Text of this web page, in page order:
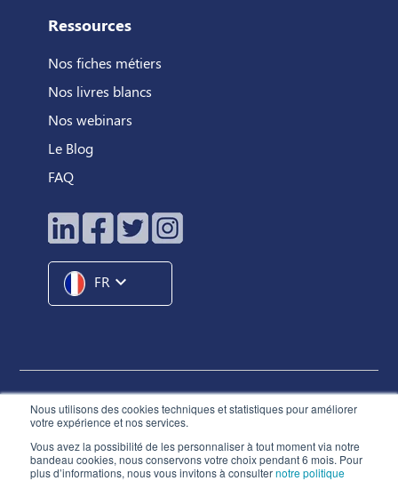
Nous utilisons des cookies techniques et statistiques pour améliorer
votre expérience et nos services.
Vous avez la possibilité de les personnaliser à tout moment via notre
bandeau cookies, nous conservons votre choix pendant 6 mois. Pour
plus d’informations, nous vous invitons à consulternotre politique
Ressources
Nos fiches métiers
Nos livres blancs
Nos webinars
Le Blog
FAQ
FR expand_more
Hunteed SAS ©2026® Tous droits réservés
Conditions Générales d'Utilisation
Charte de Déontologie